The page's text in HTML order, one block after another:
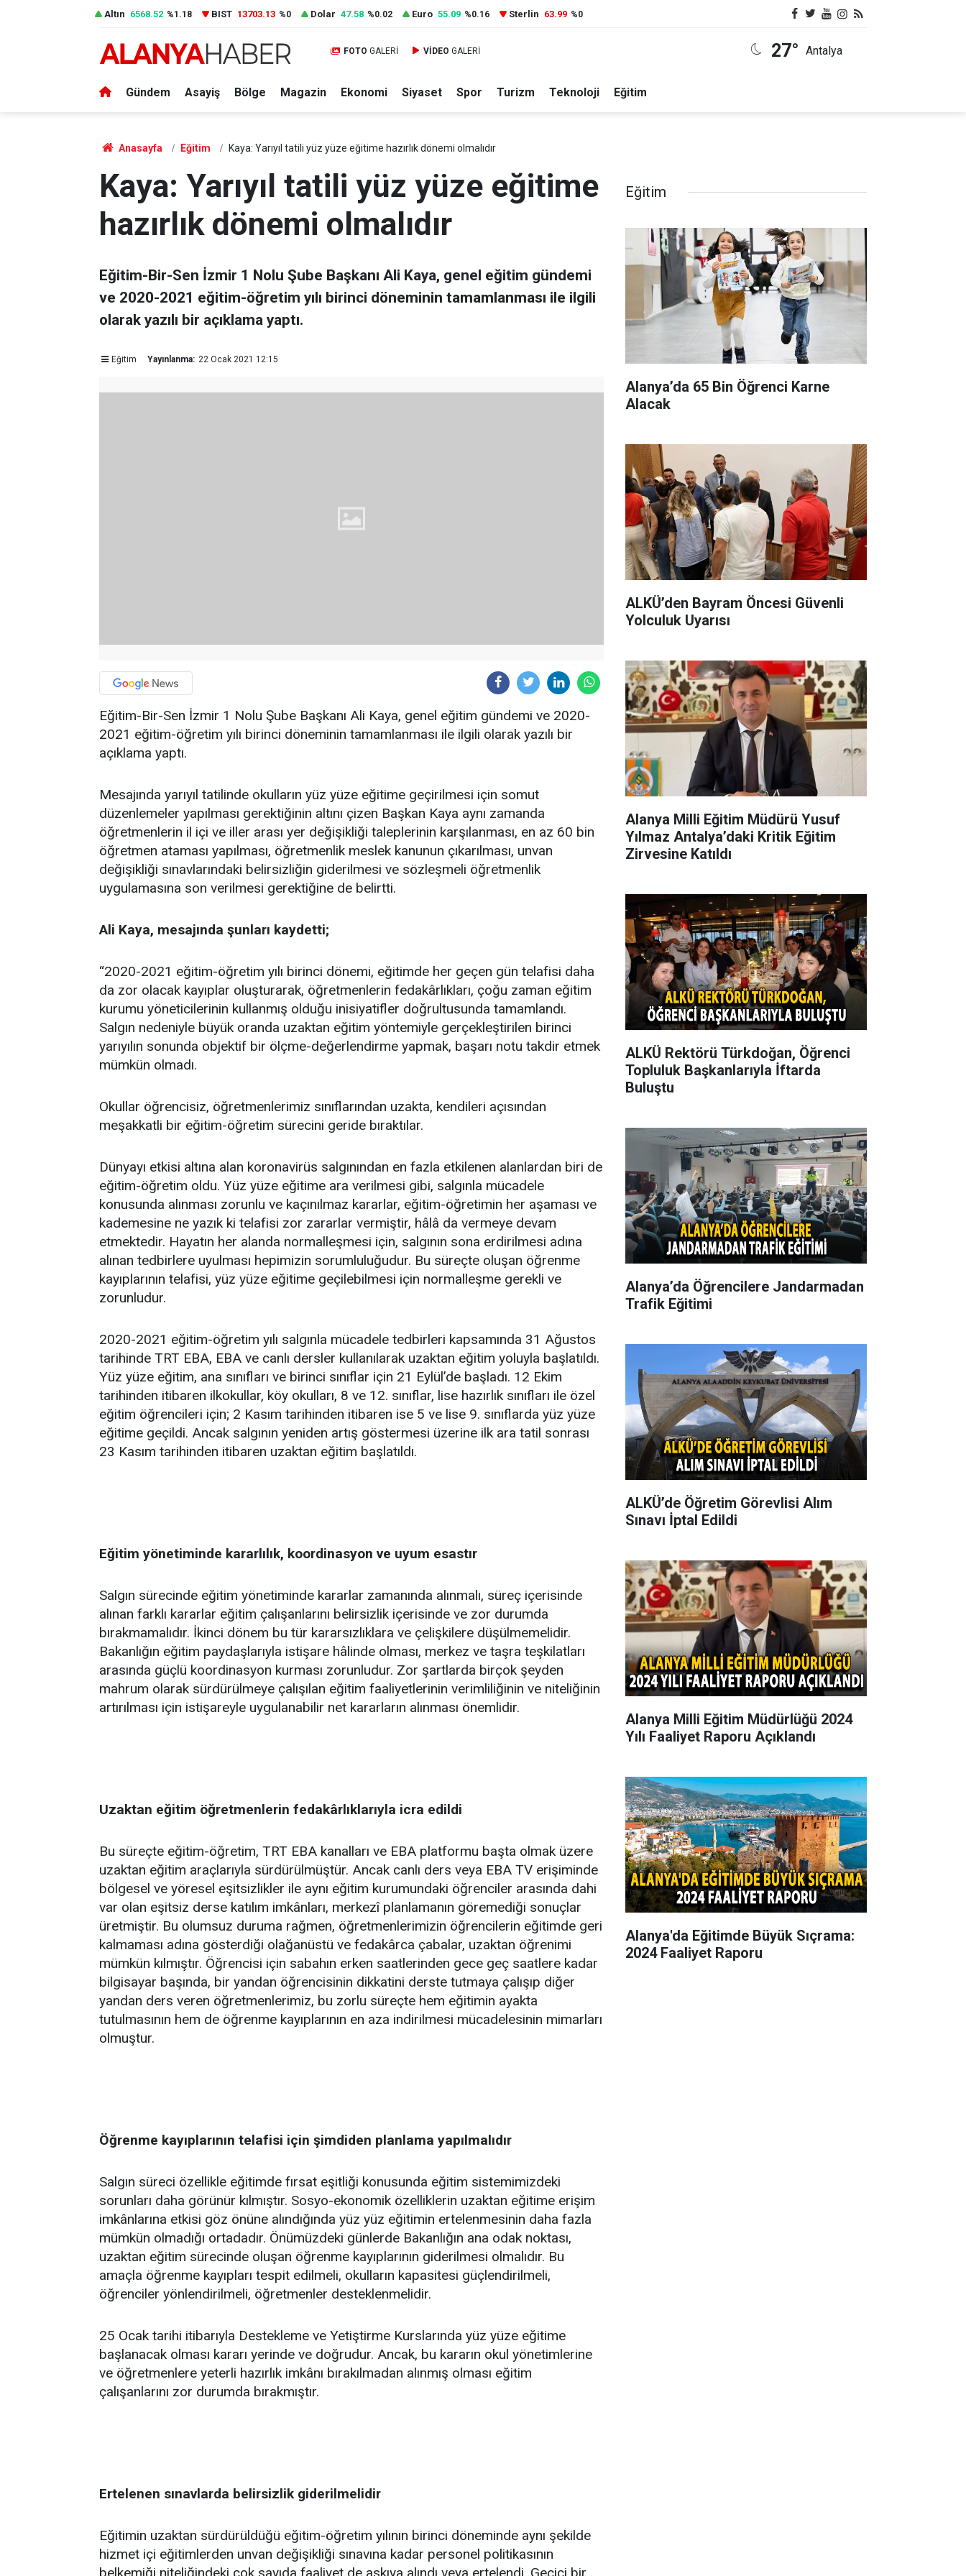
Altın 6568.52 %1.18 BIST 13703.13 %0 Dolar 47.58 %0.02 Euro 55.09 %0.16 Sterlin 63.99 %0
FOTO GALERİ VİDEO GALERİ 27° Antalya
Gündem Asayiş Bölge Magazin Ekonomi Siyaset Spor Turizm Teknoloji Eğitim
Anasayfa Eğitim Kaya: Yarıyıl tatili yüz yüze eğitime hazırlık dönemi olmalıdır
Kaya: Yarıyıl tatili yüz yüze eğitime
hazırlık dönemi olmalıdır
Eğitim-Bir-Sen İzmir 1 Nolu Şube Başkanı Ali Kaya, genel eğitim gündemi
ve 2020-2021 eğitim-öğretim yılı birinci döneminin tamamlanması ile ilgili
olarak yazılı bir açıklama yaptı.
Eğitim Yayınlanma: 22 Ocak 2021 12:15
Eğitim-Bir-Sen İzmir 1 Nolu Şube Başkanı Ali Kaya, genel eğitim gündemi ve 2020-
2021 eğitim-öğretim yılı birinci döneminin tamamlanması ile ilgili olarak yazılı bir
açıklama yaptı.
Mesajında yarıyıl tatilinde okulların yüz yüze eğitime geçirilmesi için somut
düzenlemeler yapılması gerektiğinin altını çizen Başkan Kaya aynı zamanda
öğretmenlerin il içi ve iller arası yer değişikliği taleplerinin karşılanması, en az 60 bin
öğretmen ataması yapılması, öğretmenlik meslek kanunun çıkarılması, unvan
değişikliği sınavlarındaki belirsizliğin giderilmesi ve sözleşmeli öğretmenlik
uygulamasına son verilmesi gerektiğine de belirtti.
Ali Kaya, mesajında şunları kaydetti;
“2020-2021 eğitim-öğretim yılı birinci dönemi, eğitimde her geçen gün telafisi daha
da zor olacak kayıplar oluşturarak, öğretmenlerin fedakârlıkları, çoğu zaman eğitim
kurumu yöneticilerinin kullanmış olduğu inisiyatifler doğrultusunda tamamlandı.
Salgın nedeniyle büyük oranda uzaktan eğitim yöntemiyle gerçekleştirilen birinci
yarıyılın sonunda objektif bir ölçme-değerlendirme yapmak, başarı notu takdir etmek
mümkün olmadı.
Okullar öğrencisiz, öğretmenlerimiz sınıflarından uzakta, kendileri açısından
meşakkatli bir eğitim-öğretim sürecini geride bıraktılar.
Dünyayı etkisi altına alan koronavirüs salgınından en fazla etkilenen alanlardan biri de
eğitim-öğretim oldu. Yüz yüze eğitime ara verilmesi gibi, salgınla mücadele
konusunda alınması zorunlu ve kaçınılmaz kararlar, eğitim-öğretimin her aşaması ve
kademesine ne yazık ki telafisi zor zararlar vermiştir, hâlâ da vermeye devam
etmektedir. Hayatın her alanda normalleşmesi için, salgının sona erdirilmesi adına
alınan tedbirlere uyulması hepimizin sorumluluğudur. Bu süreçte oluşan öğrenme
kayıplarının telafisi, yüz yüze eğitime geçilebilmesi için normalleşme gerekli ve
zorunludur.
2020-2021 eğitim-öğretim yılı salgınla mücadele tedbirleri kapsamında 31 Ağustos
tarihinde TRT EBA, EBA ve canlı dersler kullanılarak uzaktan eğitim yoluyla başlatıldı.
Yüz yüze eğitim, ana sınıfları ve birinci sınıflar için 21 Eylül’de başladı. 12 Ekim
tarihinden itibaren ilkokullar, köy okulları, 8 ve 12. sınıflar, lise hazırlık sınıfları ile özel
eğitim öğrencileri için; 2 Kasım tarihinden itibaren ise 5 ve lise 9. sınıflarda yüz yüze
eğitime geçildi. Ancak salgının yeniden artış göstermesi üzerine ilk ara tatil sonrası
23 Kasım tarihinden itibaren uzaktan eğitim başlatıldı.
Eğitim yönetiminde kararlılık, koordinasyon ve uyum esastır
Salgın sürecinde eğitim yönetiminde kararlar zamanında alınmalı, süreç içerisinde
alınan farklı kararlar eğitim çalışanlarını belirsizlik içerisinde ve zor durumda
bırakmamalıdır. İkinci dönem bu tür kararsızlıklara ve çelişkilere düşülmemelidir.
Bakanlığın eğitim paydaşlarıyla istişare hâlinde olması, merkez ve taşra teşkilatları
arasında güçlü koordinasyon kurması zorunludur. Zor şartlarda birçok şeyden
mahrum olarak sürdürülmeye çalışılan eğitim faaliyetlerinin verimliliğinin ve niteliğinin
artırılması için istişareyle uygulanabilir net kararların alınması önemlidir.
Uzaktan eğitim öğretmenlerin fedakârlıklarıyla icra edildi
Bu süreçte eğitim-öğretim, TRT EBA kanalları ve EBA platformu başta olmak üzere
uzaktan eğitim araçlarıyla sürdürülmüştür. Ancak canlı ders veya EBA TV erişiminde
bölgesel ve yöresel eşitsizlikler ile aynı eğitim kurumundaki öğrenciler arasında dahi
var olan eşitsiz derse katılım imkânları, merkezî planlamanın göremediği sonuçlar
üretmiştir. Bu olumsuz duruma rağmen, öğretmenlerimizin öğrencilerin eğitimde geri
kalmaması adına gösterdiği olağanüstü ve fedakârca çabalar, uzaktan öğrenimi
mümkün kılmıştır. Öğrencisi için sabahın erken saatlerinden gece geç saatlere kadar
bilgisayar başında, bir yandan öğrencisinin dikkatini derste tutmaya çalışıp diğer
yandan ders veren öğretmenlerimiz, bu zorlu süreçte hem eğitimin ayakta
tutulmasının hem de öğrenme kayıplarının en aza indirilmesi mücadelesinin mimarları
olmuştur.
Öğrenme kayıplarının telafisi için şimdiden planlama yapılmalıdır
Salgın süreci özellikle eğitimde fırsat eşitliği konusunda eğitim sistemimizdeki
sorunları daha görünür kılmıştır. Sosyo-ekonomik özelliklerin uzaktan eğitime erişim
imkânlarına etkisi göz önüne alındığında yüz yüz eğitimin ertelenmesinin daha fazla
mümkün olmadığı ortadadır. Önümüzdeki günlerde Bakanlığın ana odak noktası,
uzaktan eğitim sürecinde oluşan öğrenme kayıplarının giderilmesi olmalıdır. Bu
amaçla öğrenme kayıpları tespit edilmeli, okulların kapasitesi güçlendirilmeli,
öğrenciler yönlendirilmeli, öğretmenler desteklenmelidir.
25 Ocak tarihi itibarıyla Destekleme ve Yetiştirme Kurslarında yüz yüze eğitime
başlanacak olması kararı yerinde ve doğrudur. Ancak, bu kararın okul yönetimlerine
ve öğretmenlere yeterli hazırlık imkânı bırakılmadan alınmış olması eğitim
çalışanlarını zor durumda bırakmıştır.
Ertelenen sınavlarda belirsizlik giderilmelidir
Eğitimin uzaktan sürdürüldüğü eğitim-öğretim yılının birinci döneminde aynı şekilde
hizmet içi eğitimlerden unvan değişikliği sınavına kadar personel politikasının
belkemiği niteliğindeki çok sayıda faaliyet de askıya alındı veya ertelendi. Geçici bir
Eğitim
Alanya’da 65 Bin Öğrenci Karne
Alacak
ALKÜ’den Bayram Öncesi Güvenli
Yolculuk Uyarısı
Alanya Milli Eğitim Müdürü Yusuf
Yılmaz Antalya’daki Kritik Eğitim
Zirvesine Katıldı
ALKÜ Rektörü Türkdoğan, Öğrenci
Topluluk Başkanlarıyla İftarda
Buluştu
Alanya’da Öğrencilere Jandarmadan
Trafik Eğitimi
ALKÜ’de Öğretim Görevlisi Alım
Sınavı İptal Edildi
Alanya Milli Eğitim Müdürlüğü 2024
Yılı Faaliyet Raporu Açıklandı
Alanya'da Eğitimde Büyük Sıçrama:
2024 Faaliyet Raporu